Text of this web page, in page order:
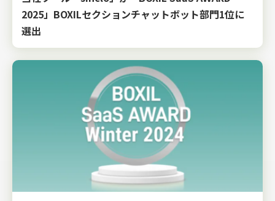
2025」BOXILセクションチャットボット部門1位に
選出